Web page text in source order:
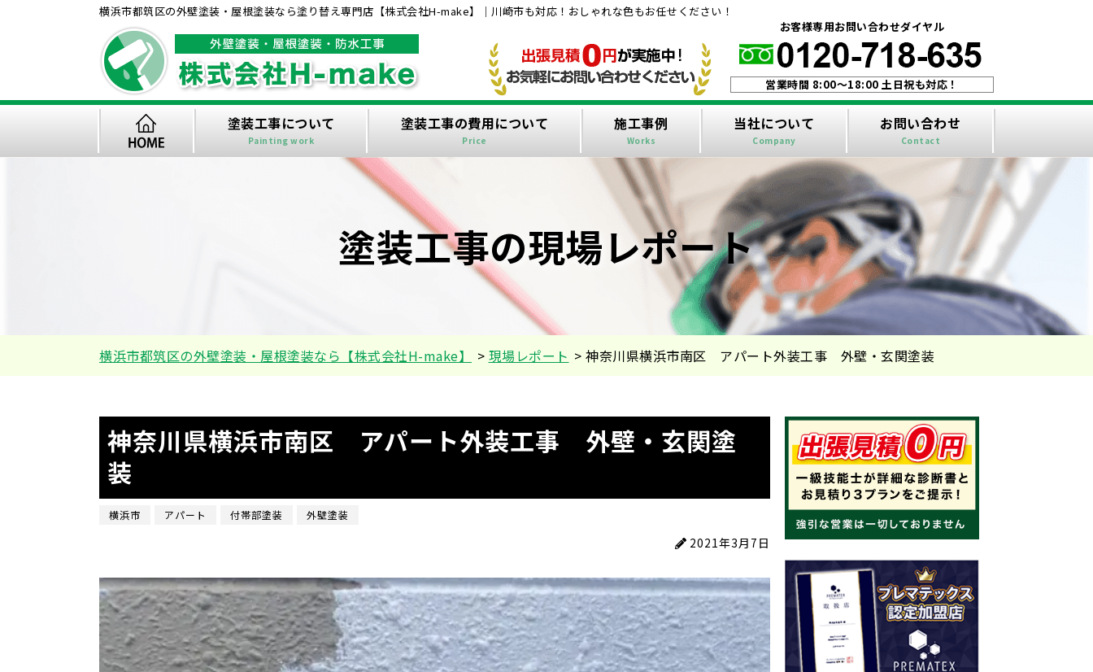
横浜市都筑区の外壁塗装・屋根塗装なら塗り替え専門店【株式会社H-make】｜川崎市も対応！おしゃれな色もお任せください！
お客様専用お問い合わせダイヤル
営業時間 8:00〜18:00 土日祝も対応！
塗装工事について
Painting work
塗装工事の費用について
Price
施工事例
Works
当社について
Company
お問い合わせ
Contact
塗装工事の現場レポート
横浜市都筑区の外壁塗装・屋根塗装なら【株式会社H-make】 > 現場レポート > 神奈川県横浜市南区 アパート外装工事 外壁・玄関塗装
神奈川県横浜市南区 アパート外装工事 外壁・玄関塗
装
横浜市 アパート 付帯部塗装 外壁塗装
2021年3月7日